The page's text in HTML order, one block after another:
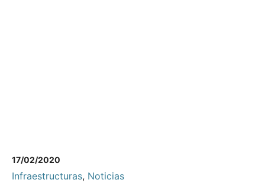
17/02/2020
Infraestructuras, Noticias